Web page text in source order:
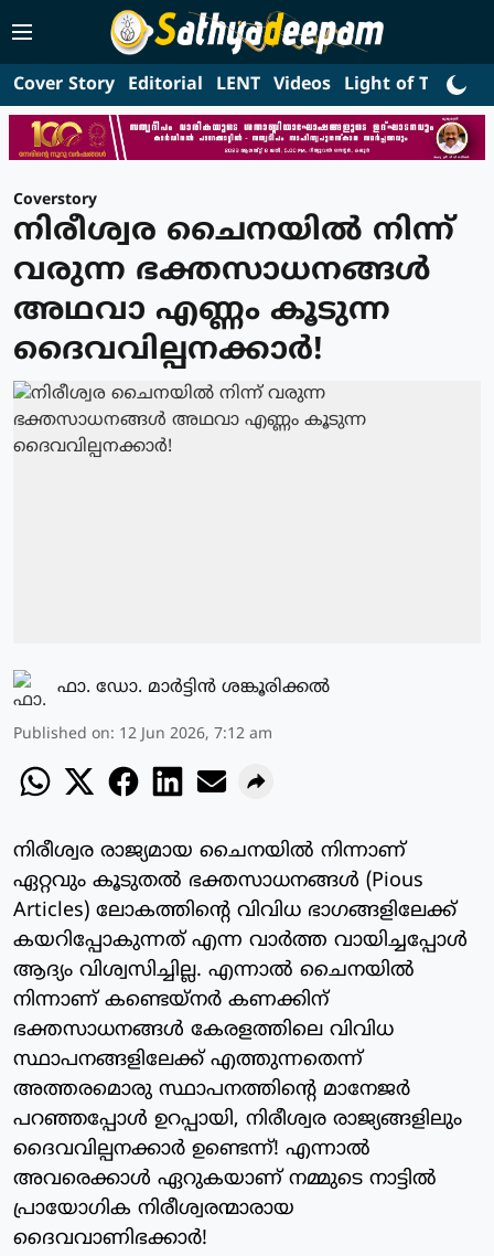
Cover Story Editorial LENT Videos Light of Truth
Coverstory
നിരീശ്വര ചൈനയിൽ നിന്ന്
വരുന്ന ഭക്തസാധനങ്ങൾ
അഥവാ എണ്ണം കൂടുന്ന
ദൈവവില്പനക്കാർ!
ഫാ. ഡോ. മാര്‍ട്ടിന്‍ ശങ്കൂരിക്കല്‍
Published on: 12 Jun 2026, 7:12 am
നിരീശ്വര രാജ്യമായ ചൈനയിൽ നിന്നാണ്
ഏറ്റവും കൂടുതൽ ഭക്തസാധനങ്ങൾ (Pious
Articles) ലോകത്തിന്റെ വിവിധ ഭാഗങ്ങളിലേക്ക്
കയറിപ്പോകുന്നത് എന്ന വാർത്ത വായിച്ചപ്പോൾ
ആദ്യം വിശ്വസിച്ചില്ല. എന്നാൽ ചൈനയിൽ
നിന്നാണ് കണ്ടെയ്നർ കണക്കിന്
ഭക്തസാധനങ്ങൾ കേരളത്തിലെ വിവിധ
സ്ഥാപനങ്ങളിലേക്ക് എത്തുന്നതെന്ന്
അത്തരമൊരു സ്ഥാപനത്തിന്റെ മാനേജർ
പറഞ്ഞപ്പോൾ ഉറപ്പായി, നിരീശ്വര രാജ്യങ്ങളിലും
ദൈവവില്പനക്കാർ ഉണ്ടെന്ന്! എന്നാൽ
അവരെക്കാൾ ഏറുകയാണ് നമ്മുടെ നാട്ടിൽ
പ്രായോഗിക നിരീശ്വരന്മാരായ
ദൈവവാണിഭക്കാർ!